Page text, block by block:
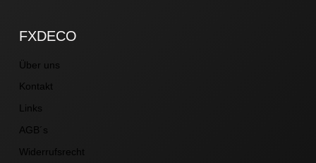
FXDECO
Über uns
Kontakt
Links
AGB´s
Widerrufsrecht